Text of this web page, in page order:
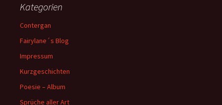
Kategorien
Contergan
Fairylane´s Blog
Impressum
Kurzgeschichten
Poesie – Album
Sprüche aller Art